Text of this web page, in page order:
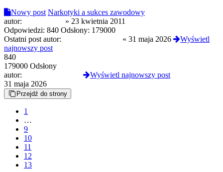
Nowy post Narkotyki a sukces zawodowy
autor:
» 23 kwietnia 2011
Odpowiedzi: 840 Odsłony: 179000
Ostatni post autor:
« 31 maja 2026
Wyświetl
najnowszy post
840
179000 Odsłony
autor:
Wyświetl najnowszy post
31 maja 2026
Przejdź do strony
1
…
9
10
11
12
13